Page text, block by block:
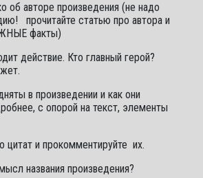
об авторе произведения (не надо
прочитайте статью про автора и
факты)
действие. Кто главный герой?
в произведении и как они
с опорой на текст, элементы
цитат и прокомментируйте их.
названия произведения?